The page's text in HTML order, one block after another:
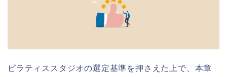
ピラティススタジオの選定基準を押さえた上で、本章